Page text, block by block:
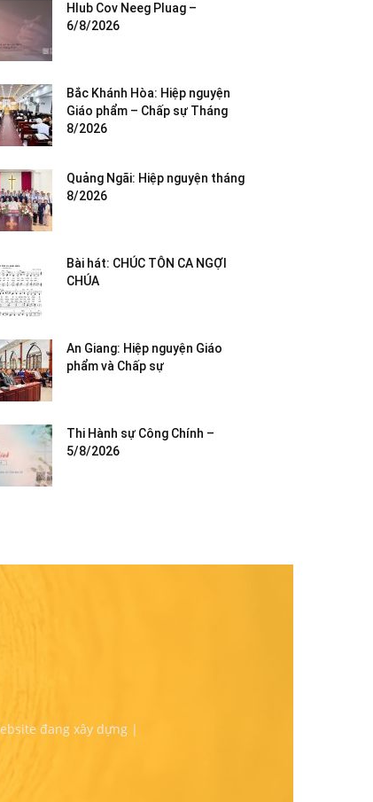
Hlub Cov Neeg Pluag –
6/8/2026
Bắc Khánh Hòa: Hiệp nguyện
Giáo phẩm – Chấp sự Tháng
8/2026
Quảng Ngãi: Hiệp nguyện tháng
8/2026
Bài hát: CHÚC TÔN CA NGỢI
CHÚA
An Giang: Hiệp nguyện Giáo
phẩm và Chấp sự
Thi Hành sự Công Chính –
5/8/2026
đang xây dựng |